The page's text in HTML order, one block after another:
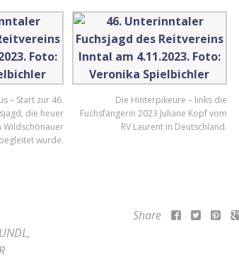
– Start zur 46.
die heuer
Wildschönauer
wurde.
Die Hinterpikeure – links die
Fuchsfängerin 2023 Juliane Kopf vom
RV Laurent in Deutschland.
,
Share